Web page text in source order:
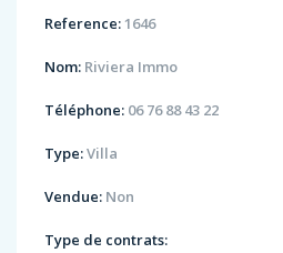
Reference: 1646
Nom: Riviera Immo
Téléphone: 06 76 88 43 22
Type:Villa
Vendue: Non
Type de contrats: